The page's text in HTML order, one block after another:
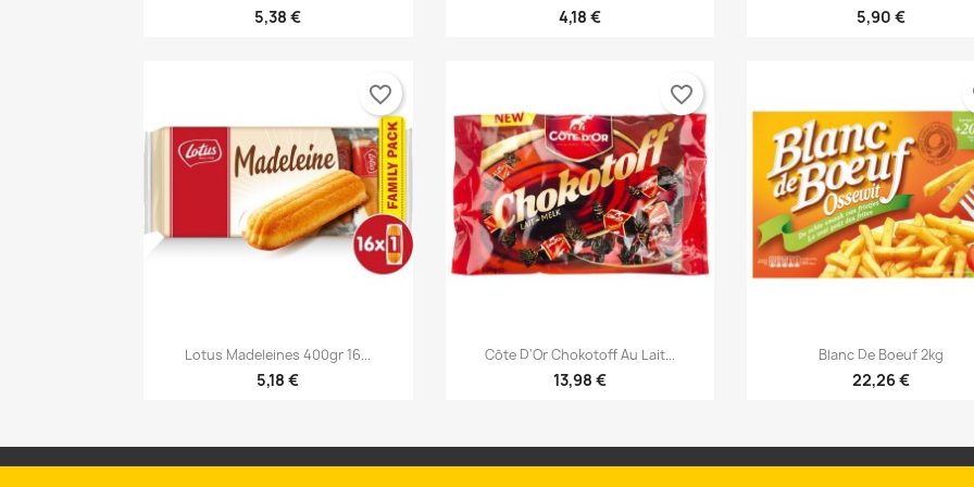
5,38 € 4,18 € 5,90 €
Vista rápida
Lotus Madeleines 400gr 16...
5,18 €
favorite_border
Vista rápida
Côte D'Or Chokotoff Au Lait...
13,98 €
favorite_border
Vista rápida
Blanc De Boeuf 2kg
22,26 €